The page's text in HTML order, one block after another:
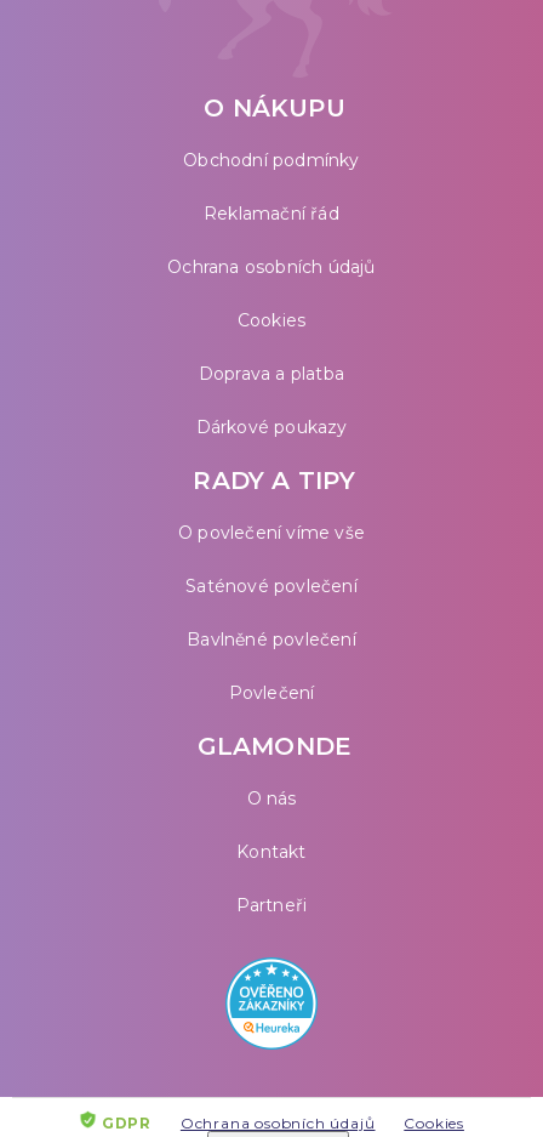
O NÁKUPU
Obchodní podmínky
Reklamační řád
Ochrana osobních údajů
Cookies
Doprava a platba
Dárkové poukazy
RADY A TIPY
O povlečení víme vše
Saténové povlečení
Bavlněné povlečení
Povlečení
GLAMONDE
O nás
Kontakt
Partneři
GDPR Ochrana osobních údajů
Cookies